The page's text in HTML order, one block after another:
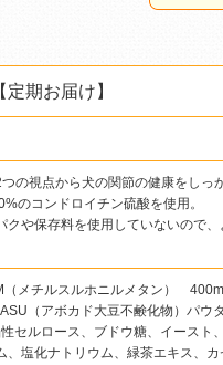
期お届け】
の視点から犬の関節の健康をしっ
のコンドロイチン硫酸を使用。
クや保存料を使用していないので
メチルスルホニルメタン）
（アボカド大豆不鹸化物）パウ
セルロース、ブドウ糖、イースト
塩化ナトリウム、緑茶エキス、カ